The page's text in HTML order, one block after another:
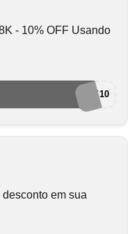
- 10% OFF Usando
SEMIJOIAS10
em sua